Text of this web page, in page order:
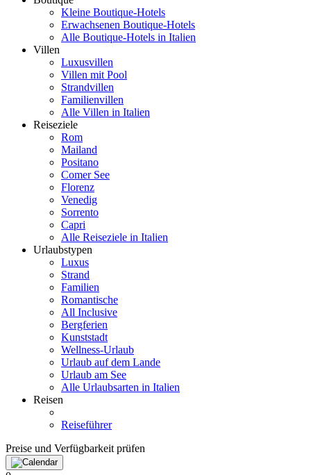
Kleine Boutique-Hotels
Erwachsenen Boutique-Hotels
Alle Boutique-Hotels in Italien
Villen
Luxusvillen
Villen mit Pool
Strandvillen
Familienvillen
Alle Villen in Italien
Reiseziele
Rom
Mailand
Positano
Comer See
Florenz
Venedig
Sorrento
Capri
Alle Reiseziele in Italien
Urlaubstypen
Luxus
Strand
Familien
Romantische
All Inclusive
Bergferien
Kunststadt
Wellness-Urlaub
Urlaub auf dem Lande
Urlaub am See
Alle Urlaubsarten in Italien
Reisen
Reiseführer
Preise und Verfügbarkeit prüfen